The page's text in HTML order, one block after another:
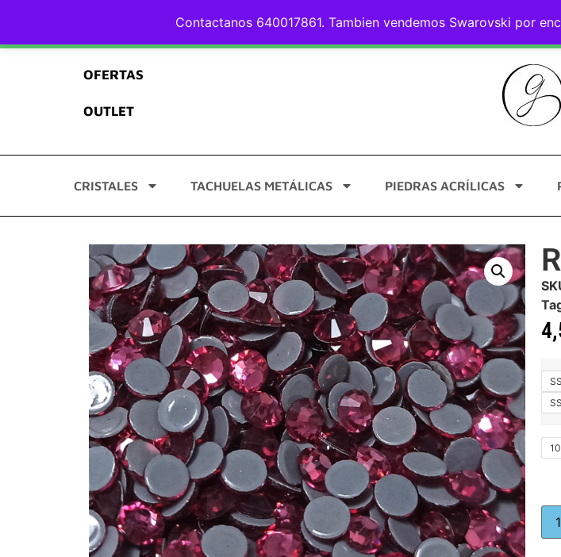
Contactanos 640017861. Tambien vendemos Swarovski por
Calidad asegurada Pago Seguro
OFERTAS
OUTLET
CRISTALES TACHUELAS METÁLICAS PIEDRAS ACRÍLICAS